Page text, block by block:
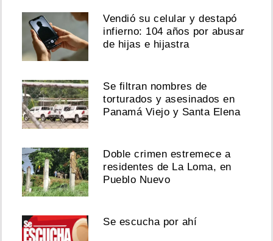
Vendió su celular y destapó
infierno: 104 años por abusar
de hijas e hijastra
Se filtran nombres de
torturados y asesinados en
Panamá Viejo y Santa Elena
Doble crimen estremece a
residentes de La Loma, en
Pueblo Nuevo
Se escucha por ahí